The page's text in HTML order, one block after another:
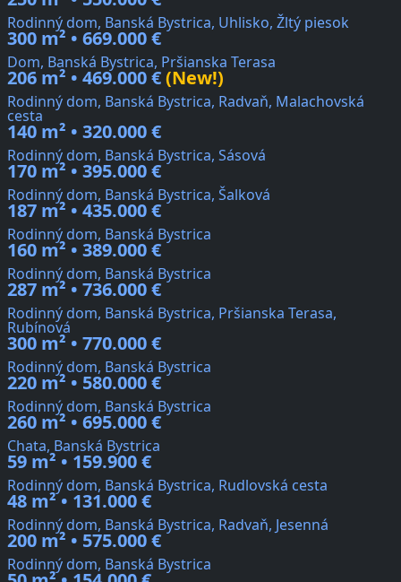
Rodinný dom, Banská Bystrica, Uhlisko, Žltý piesok
300 m² • 669.000 €
Dom, Banská Bystrica, Pršianska Terasa
206 m² • 469.000 €(New!)
Rodinný dom, Banská Bystrica, Radvaň, Malachovská
cesta
140 m² • 320.000 €
Rodinný dom, Banská Bystrica, Sásová
170 m² • 395.000 €
Rodinný dom, Banská Bystrica, Šalková
187 m² • 435.000 €
Rodinný dom, Banská Bystrica
160 m² • 389.000 €
Rodinný dom, Banská Bystrica
287 m² • 736.000 €
Rodinný dom, Banská Bystrica, Pršianska Terasa,
Rubínová
300 m² • 770.000 €
Rodinný dom, Banská Bystrica
220 m² • 580.000 €
Rodinný dom, Banská Bystrica
260 m² • 695.000 €
Chata, Banská Bystrica
59 m² • 159.900 €
Rodinný dom, Banská Bystrica, Rudlovská cesta
48 m² • 131.000 €
Rodinný dom, Banská Bystrica, Radvaň, Jesenná
200 m² • 575.000 €
Rodinný dom, Banská Bystrica